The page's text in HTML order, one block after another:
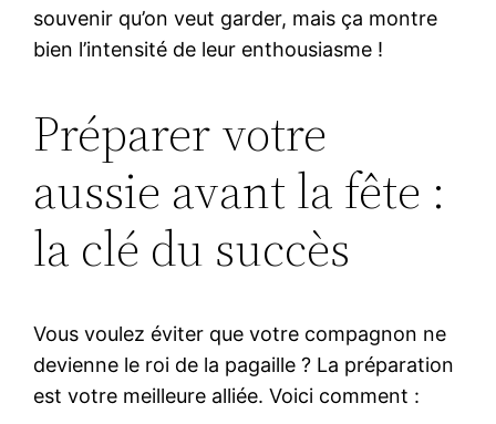
souvenir qu’on veut garder, mais ça montre
bien l’intensité de leur enthousiasme !
Préparer votre
aussie avant la fête :
la clé du succès
Vous voulez éviter que votre compagnon ne
devienne le roi de la pagaille ? La préparation
est votre meilleure alliée. Voici comment :